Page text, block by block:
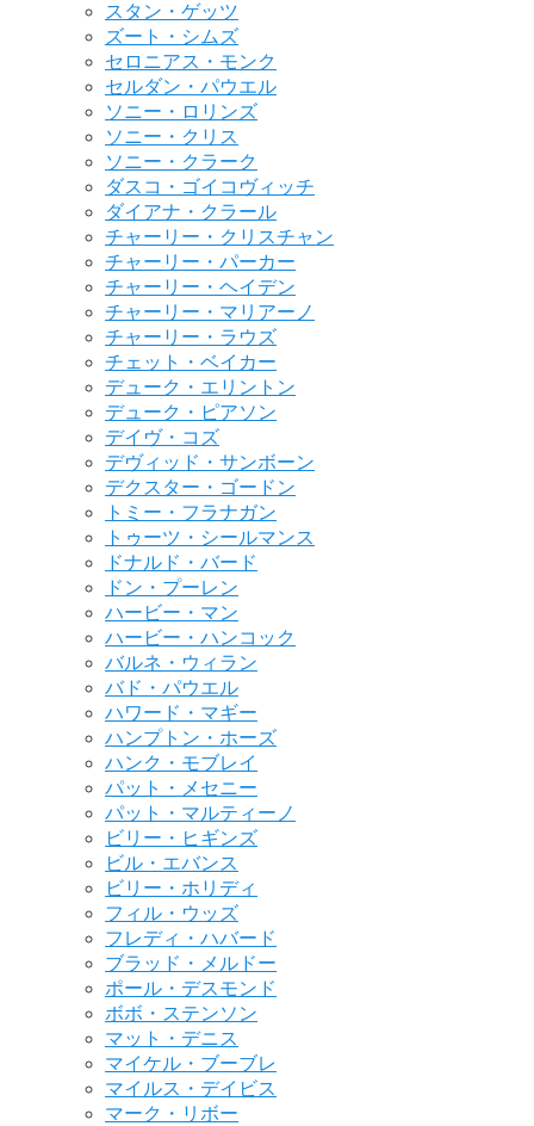
スタン・ゲッツ
ズート・シムズ
セロニアス・モンク
セルダン・パウエル
ソニー・ロリンズ
ソニー・クリス
ソニー・クラーク
ダスコ・ゴイコヴィッチ
ダイアナ・クラール
チャーリー・クリスチャン
チャーリー・パーカー
チャーリー・ヘイデン
チャーリー・マリアーノ
チャーリー・ラウズ
チェット・ベイカー
デューク・エリントン
デューク・ピアソン
デイヴ・コズ
デヴィッド・サンボーン
デクスター・ゴードン
トミー・フラナガン
トゥーツ・シールマンス
ドナルド・バード
ドン・プーレン
ハービー・マン
ハービー・ハンコック
バルネ・ウィラン
バド・パウエル
ハワード・マギー
ハンプトン・ホーズ
ハンク・モブレイ
パット・メセニー
パット・マルティーノ
ビリー・ヒギンズ
ビル・エバンス
ビリー・ホリディ
フィル・ウッズ
フレディ・ハバード
ブラッド・メルドー
ポール・デスモンド
ボボ・ステンソン
マット・デニス
マイケル・ブーブレ
マイルス・デイビス
マーク・リボー